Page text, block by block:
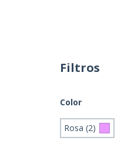
Filtros
Color
Rosa (2)